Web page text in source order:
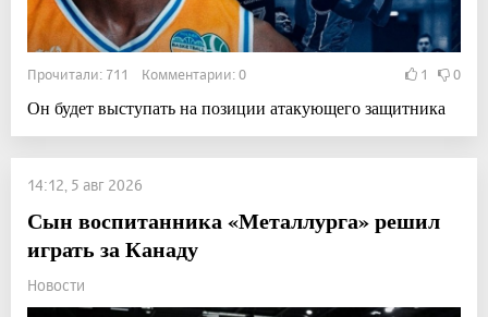
Прочитали: 711 Комментарии: 0 1 0
Он будет выступать на позиции атакующего защитника
14:12, 5 авг 2026
Сын воспитанника «Металлурга» решил
играть за Канаду
Новости